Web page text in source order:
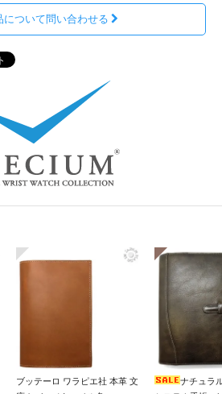
について問い合わせる
ブッテーロ ワラピエ社 本革 文
ナチュラ